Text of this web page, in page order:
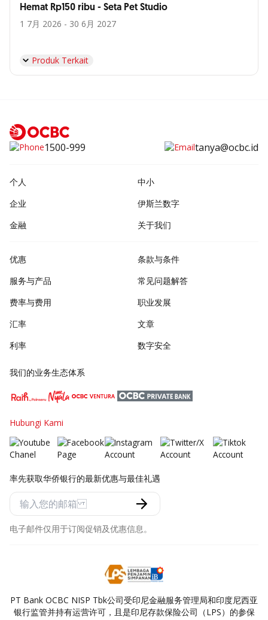
Hemat Rp150 ribu - Seta Pet Studio
1 7月 2026 - 30 6月 2027
Produk Terkait
1500-999 tanya@ocbc.id
个人
中小
企业
伊斯兰数字
金融
关于我们
优惠
服务与产品
费率与费用
汇率
利率
条款与条件
常见问题解答
职业发展
文章
数字安全
我们的业务生态体系
Hubungi Kami
率先获取华侨银行的最新优惠与最佳礼遇
电子邮件仅用于订阅促销及优惠信息。
PT Bank OCBC NISP Tbk公司受印尼金融服务管理局和印度尼西亚
银行监管并持有运营许可，且是印尼存款保险公司（LPS）的参保